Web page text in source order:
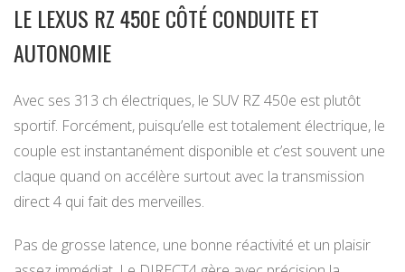
LE LEXUS RZ 450E CÔTÉ CONDUITE ET
AUTONOMIE
Avec ses 313 ch électriques, le SUV RZ 450e est plutôt
sportif. Forcément, puisqu’elle est totalement électrique, le
couple est instantanément disponible et c’est souvent une
claque quand on accélère surtout avec la transmission
direct 4 qui fait des merveilles.
Pas de grosse latence, une bonne réactivité et un plaisir